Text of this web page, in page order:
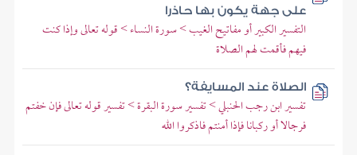
على جهة يكون بها حاذرا
التفسير الكبير أو مفاتيح الغيب > سورة النساء > قوله تعالى وإذا كنت
فيهم فأقمت لهم الصلاة
الصلاة عند المسايفة؟
تفسير ابن رجب الحنبلي > تفسير سورة البقرة > تفسير قوله تعالى فإن خفتم
فرجالا أو ركبانا فإذا أمنتم فاذكروا الله